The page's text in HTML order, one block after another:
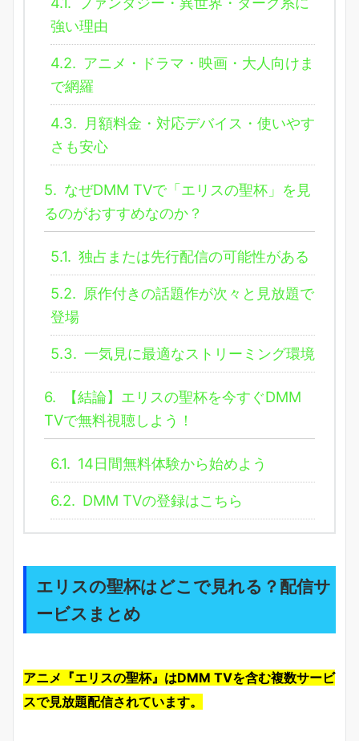
強い理由
4.2. アニメ・ドラマ・映画・大人向けま
で網羅
4.3.
月額料金・対応デバイス・使いやす
さも安心
5. なぜDMM TVで「エリスの聖杯」を見
るのがおすすめなのか？
5.1. 独占または先行配信の可能性がある
5.2. 原作付きの話題作が次々と見放題で
登場
5.3. 一気見に最適なストリーミング環境
6.
【結論】エリスの聖杯を今すぐDMM
TVで無料視聴しよう！
6.1. 14日間無料体験から始めよう
6.2. DMM TVの登録はこちら
エリスの聖杯はどこで見れる？配信サ
ービスまとめ
アニメ『エリスの聖杯』はDMM TVを含む複数サービ
スで見放題配信されています。